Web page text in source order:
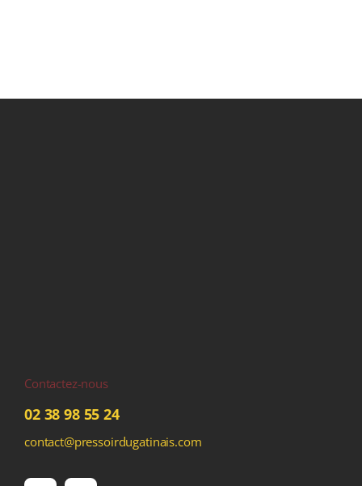
Contactez-nous
02 38 98 55 24
contact@pressoirdugatinais.com